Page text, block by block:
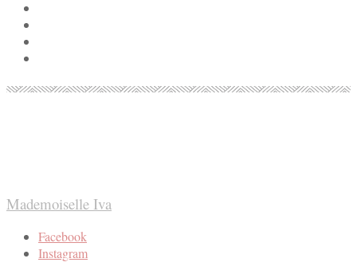
Mademoiselle Iva
Facebook
Instagram